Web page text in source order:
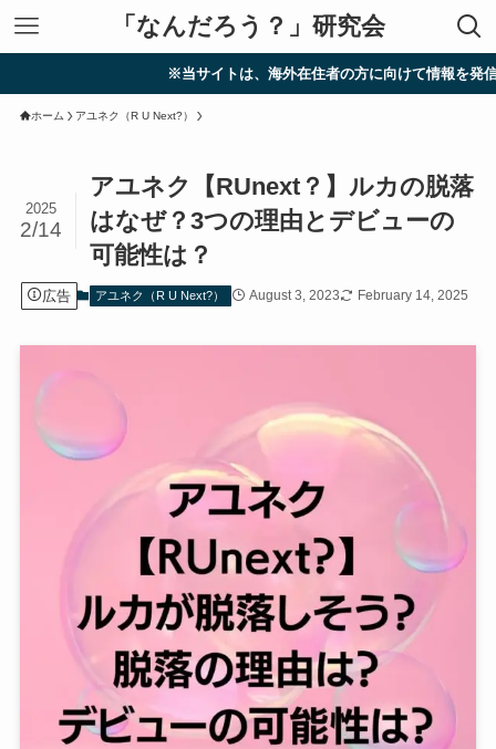
「なんだろう？」研究会
※当サイトは、海外在住者の方に向けて情報を発信してい
ホーム アユネク（R U Next?）
アユネク【RUnext？】ルカの脱落
はなぜ？3つの理由とデビューの
可能性は？
2025
2/14
広告 アユネク（R U Next?） August 3, 2023 February 14, 2025